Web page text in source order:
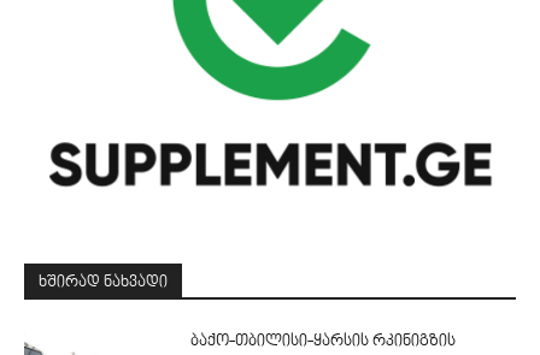
ᲮᲨᲘᲠᲐᲓ ᲜᲐᲮᲕᲐᲓᲘ
ბაქო-თბილისი-ყარსის რკინიგზის